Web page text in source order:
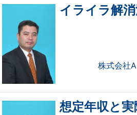
イライラ解消
株式会社
想定年収と